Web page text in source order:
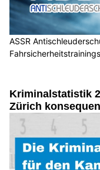
ASSR
Kriminalstatistik
Zürich